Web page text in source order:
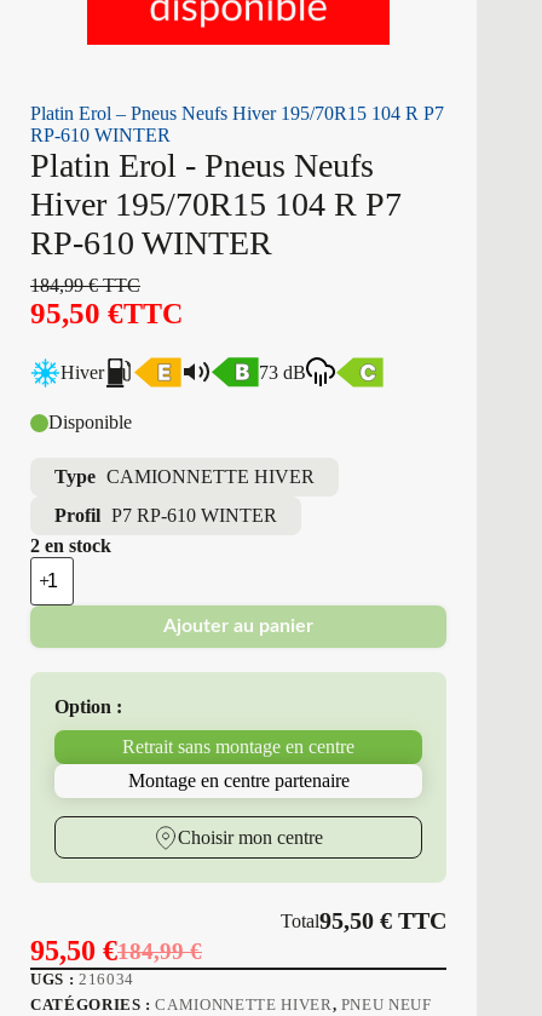
Platin Erol – Pneus Neufs Hiver 195/70R15 104 R P7
RP-610 WINTER
Platin Erol - Pneus Neufs
Hiver 195/70R15 104 R P7
RP-610 WINTER
184,99€TTC
95,50 €TTC
Hiver 73 dB
Disponible
Type CAMIONNETTE HIVER
Profil P7 RP-610 WINTER
2 en stock
quantité
de
Platin
-
Pneus
Hiver
195/70R15
WINTER
Ajouter au panier
Option :
Retrait sans montage en centre
Montage en centre partenaire
Choisir mon centre
Total95,50€ TTC
184,99€
Le
prix
95,50 €Le
prix
UGS : 216034
CATÉGORIES :CAMIONNETTE HIVER, PNEU NEUF